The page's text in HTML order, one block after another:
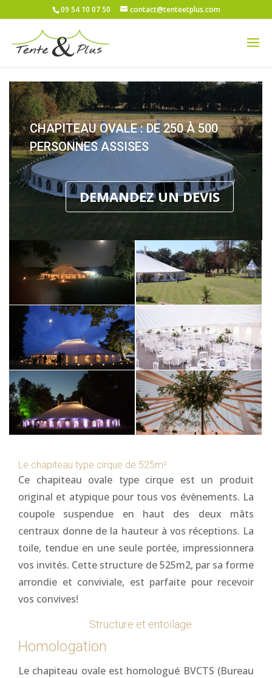
09 54 10 07 50 contact@tenteetplus.com
CHAPITEAU OVALE : DE 250 À 500
PERSONNES ASSISES
DEMANDEZ UN DEVIS
Le chapiteau type cirque de 525m²
Ce chapiteau ovale type cirque est un produit
original et atypique pour tous vos évènements. La
coupole suspendue en haut des deux mâts
centraux donne de la hauteur à vos réceptions. La
toile, tendue en une seule portée, impressionnera
vos invités. Cette structure de 525m2, par sa forme
arrondie et conviviale, est parfaite pour recevoir
vos convives!
Structure et entoilage
Homologation
Le chapiteau ovale est homologué BVCTS (Bureau